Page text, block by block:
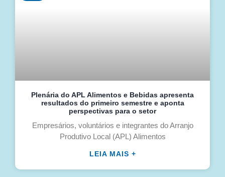
Plenária do APL Alimentos e Bebidas apresenta
resultados do primeiro semestre e aponta
perspectivas para o setor
Empresários, voluntários e integrantes do Arranjo
Produtivo Local (APL) Alimentos
LEIA MAIS +